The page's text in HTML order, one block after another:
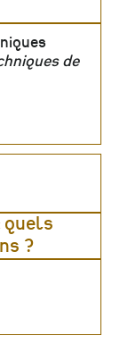
de
quels
?